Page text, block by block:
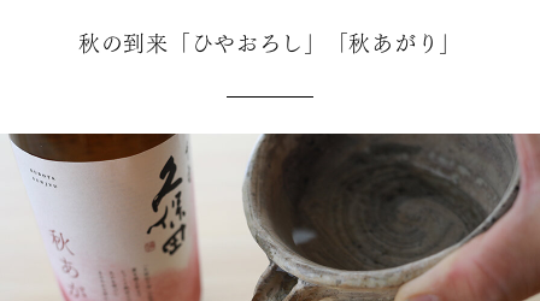
秋の到来「ひやおろし」「秋あがり」